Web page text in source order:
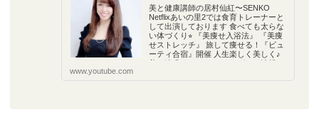
美と健康講師の居村仙紅〜SENKO
Netflixあいの里2では食育トレーナーと
して出演しております 食べても太らな
い体づくり⭐︎ 『美痩せ入浴法』 『美痩
せストレッチ』 旅して痩せる！『ビュ
ーティ合宿』開催 人生楽しく美しく♪
美を追求するだけでなく グルメ情報や
www.youtube.com